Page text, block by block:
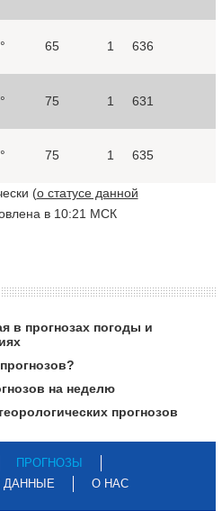
65 1 636
75 1 631
75 1 635
(о статусе данной
в 10:21 МСК
в прогнозах погоды и
на неделю
прогнозов
ПРОГНОЗЫ
ДАННЫЕ
О НАС